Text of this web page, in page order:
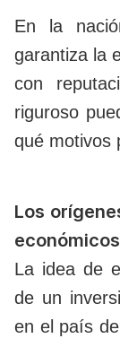
En la
garantiza la
con
riguroso
qué motivos
Los
La idea de
de un
en el país